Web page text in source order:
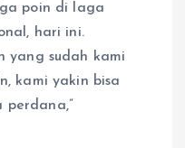
poin di laga
hari ini.
yang sudah kami
kami yakin bisa